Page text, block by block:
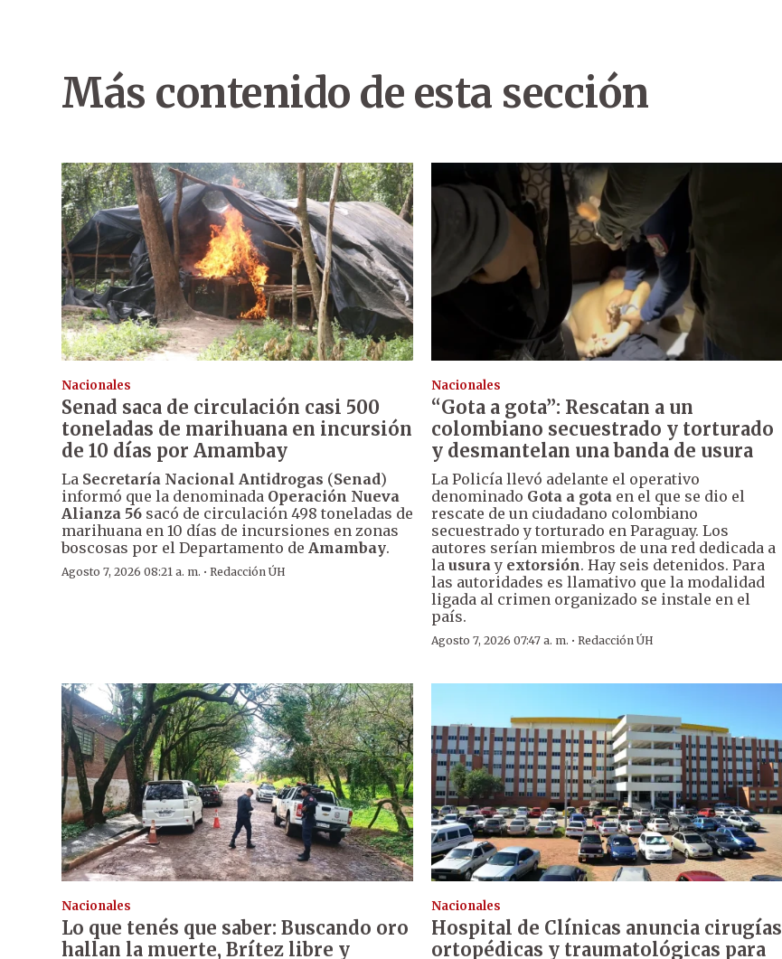
Más contenido de esta sección
Nacionales
Senad saca de circulación casi 500
toneladas de marihuana en incursión
de 10 días por Amambay
La Secretaría Nacional Antidrogas (Senad)
informó que la denominada Operación Nueva
Alianza 56 sacó de circulación 498 toneladas de
marihuana en 10 días de incursiones en zonas
boscosas por el Departamento de Amambay.
Agosto 7, 2026 08:21 a. m. · Redacción ÚH
Nacionales
“Gota a gota”: Rescatan a un
colombiano secuestrado y torturado
y desmantelan una banda de usura
La Policía llevó adelante el operativo
denominado Gota a gota en el que se dio el
rescate de un ciudadano colombiano
secuestrado y torturado en Paraguay. Los
autores serían miembros de una red dedicada a
lausuray extorsión. Hay seis detenidos. Para
las autoridades es llamativo que la modalidad
ligada al crimen organizado se instale en el
país.
Agosto 7, 2026 07:47 a. m. ·Redacción ÚH
Nacionales
Lo que tenés que saber: Buscando oro
hallan la muerte, Brítez libre y
Nacionales
Hospital de Clínicas anuncia cirugías
ortopédicas y traumatológicas para